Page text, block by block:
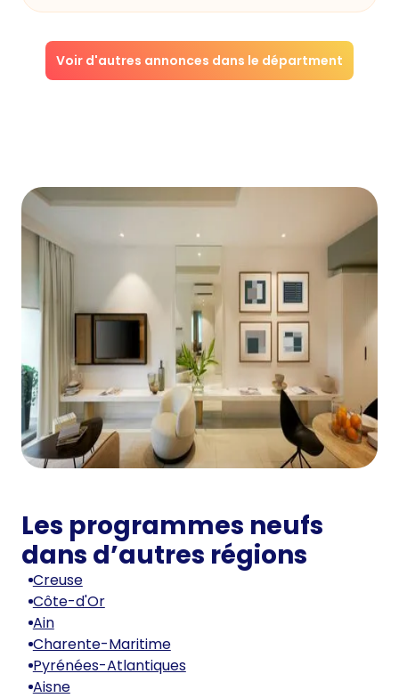
Voir d'autres annonces dans le départment
Les programmes neufs
dans d’autres régions
Creuse
Côte-d'Or
Ain
Charente-Maritime
Pyrénées-Atlantiques
Aisne